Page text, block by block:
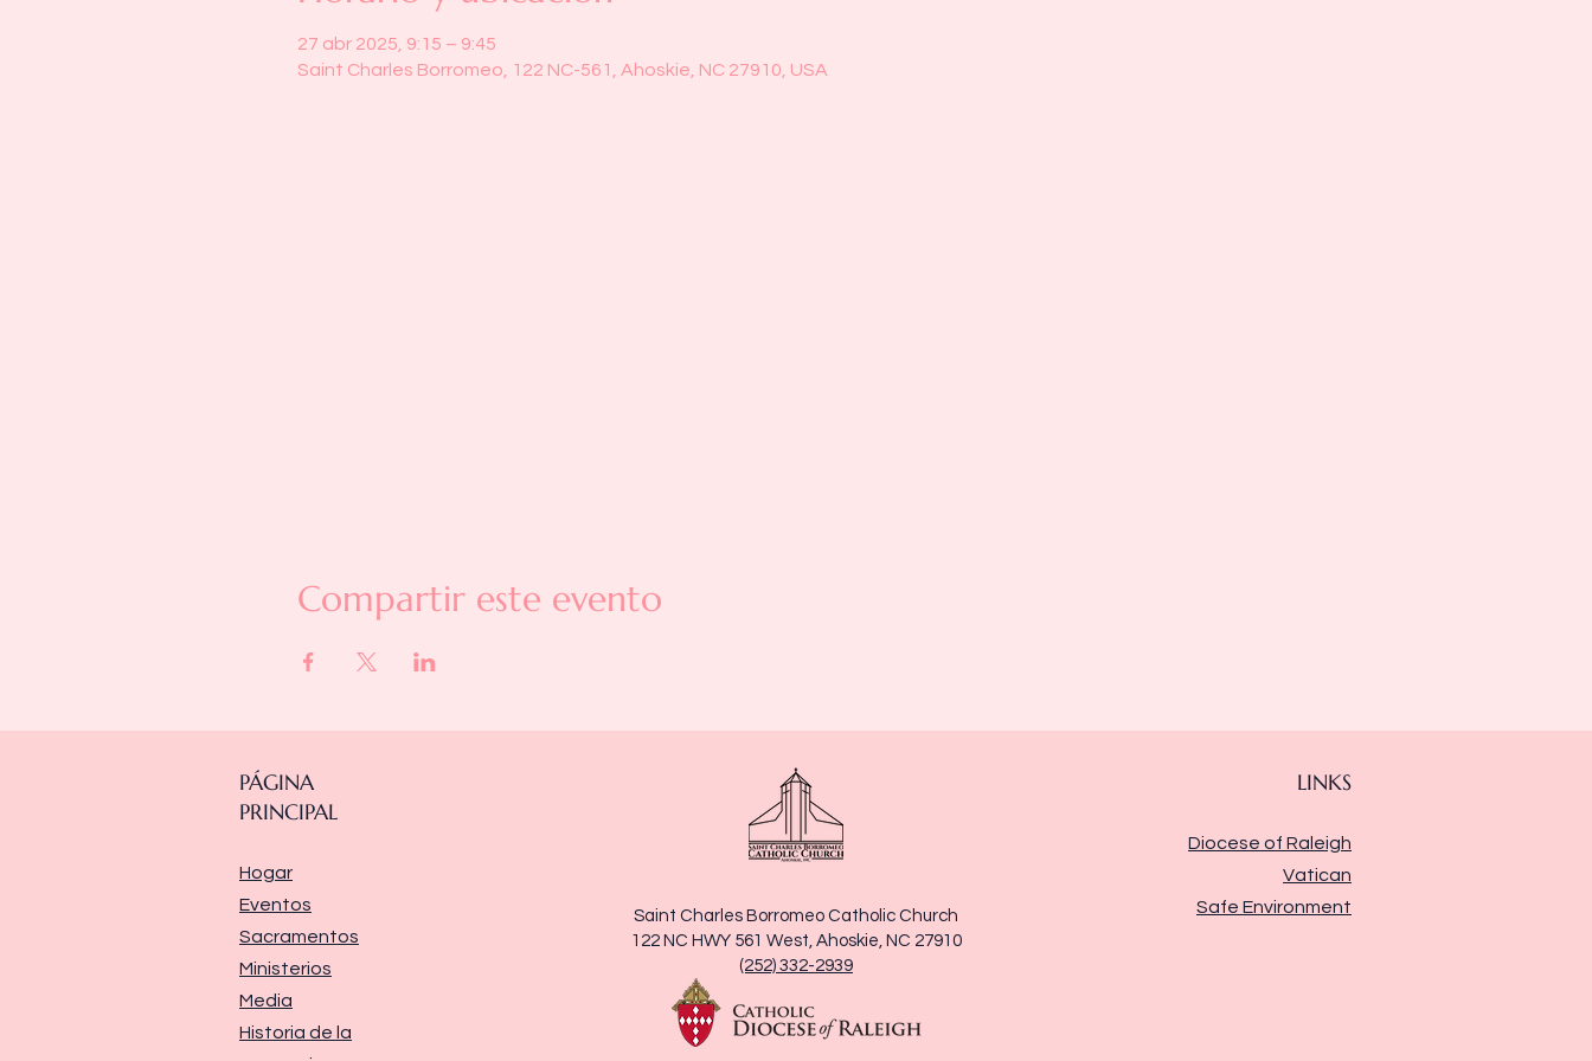
27 abr 2025, 9:15 – 9:45
Saint Charles Borromeo, 122 NC-561, Ahoskie, NC 27910, USA
Compartir este evento
PÁGINA
PRINCIPAL
Hogar
Eventos
Sacramentos
Ministerios
Media
Historia de la
Saint Charles Borromeo Catholic Church
122 NC HWY 561 West, Ahoskie, NC 27910
(252) 332-2939
LINKS
Diocese of Raleigh
Vatican
Safe Environment